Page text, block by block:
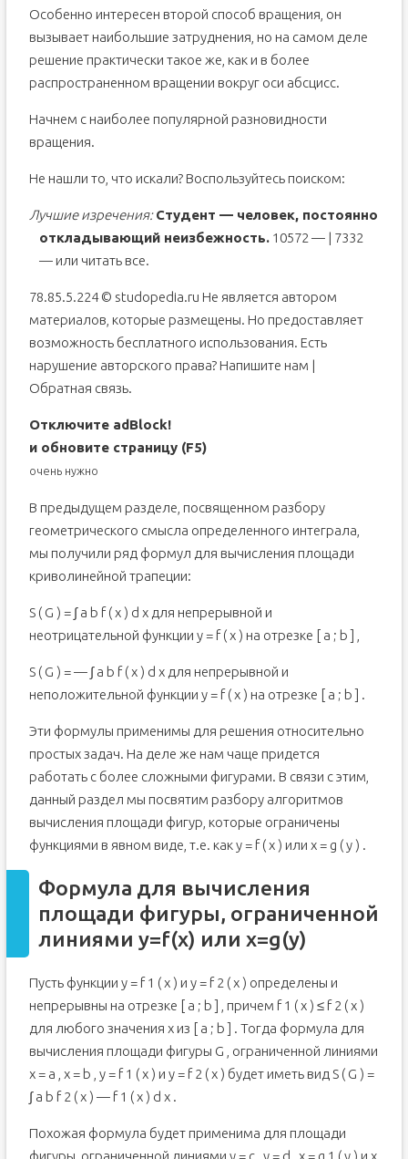
Особенно интересен второй способ вращения, он
вызывает наибольшие затруднения, но на самом деле
решение практически такое же, как и в более
распространенном вращении вокруг оси абсцисс.
Начнем с наиболее популярной разновидности
вращения.
Не нашли то, что искали? Воспользуйтесь поиском:
Лучшие изречения: Студент — человек, постоянно
откладывающий неизбежность.10572 — | 7332
— или читать все.
78.85.5.224 © studopedia.ru Не является автором
материалов, которые размещены. Но предоставляет
возможность бесплатного использования. Есть
нарушение авторского права? Напишите нам |
Обратная связь.
Отключите adBlock!
и обновите страницу (F5)
очень нужно
В предыдущем разделе, посвященном разбору
геометрического смысла определенного интеграла,
мы получили ряд формул для вычисления площади
криволинейной трапеции:
S ( G ) = ∫ a b f ( x ) d x для непрерывной и
неотрицательной функции y = f ( x ) на отрезке [ a ; b ] ,
S ( G ) = — ∫ a b f ( x ) d x для непрерывной и
неположительной функции y = f ( x ) на отрезке [ a ; b ] .
Эти формулы применимы для решения относительно
простых задач. На деле же нам чаще придется
работать с более сложными фигурами. В связи с этим,
данный раздел мы посвятим разбору алгоритмов
вычисления площади фигур, которые ограничены
функциями в явном виде, т.е. как y = f ( x ) или x = g ( y ) .
Формула для вычисления
площади фигуры, ограниченной
линиями y=f(x) или x=g(y)
Пусть функции y = f 1 ( x ) и y = f 2 ( x ) определены и
непрерывны на отрезке [ a ; b ] , причем f 1 ( x ) ≤ f 2 ( x )
для любого значения x из [ a ; b ] . Тогда формула для
вычисления площади фигуры G , ограниченной линиями
x = a , x = b , y = f 1 ( x ) и y = f 2 ( x ) будет иметь вид S ( G ) =
∫ a b f 2 ( x ) — f 1 ( x ) d x .
Похожая формула будет применима для площади
фигуры, ограниченной линиями y = c , y = d , x = g 1 ( y ) и x